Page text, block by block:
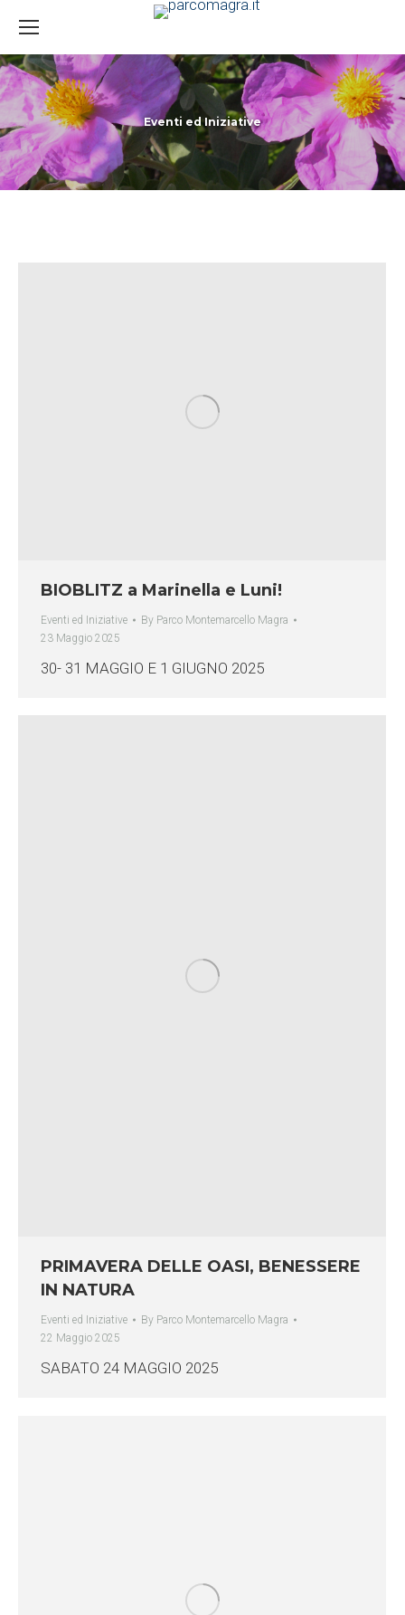
Eventi ed Iniziative
You are here:
BIOBLITZ a Marinella e Luni!
Eventi ed Iniziative By Parco Montemarcello Magra
23 Maggio 2025
30- 31 MAGGIO E 1 GIUGNO 2025
PRIMAVERA DELLE OASI, BENESSERE
IN NATURA
Eventi ed Iniziative By Parco Montemarcello Magra
22 Maggio 2025
SABATO 24 MAGGIO 2025